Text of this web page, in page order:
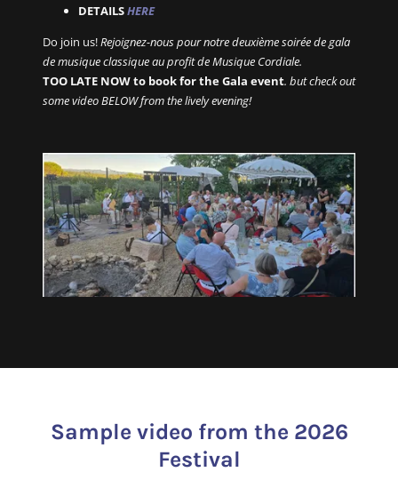
DETAILSHERE
Do join us!Rejoignez-nous pour notre deuxième soirée de gala
de musique classique au profit de Musique Cordiale.
TOO LATE NOW to book for the Gala event. but check out
some video BELOW from the lively evening!
Sample video from the 2026
Festival